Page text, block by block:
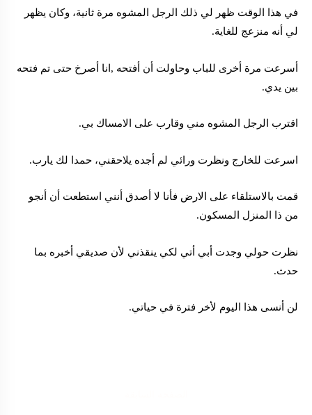
في هذا الوقت ظهر لي ذلك الرجل المشوه مرة ثانية، وكان يظهر
لي أنه منزعج للغاية.
أسرعت مرة أخرى للباب وحاولت أن أفتحه ,انا أصرخ حتى تم فتحه
بين يدي.
اقترب الرجل المشوه مني وقارب على الامساك بي.
اسرعت للخارج ونظرت ورائي لم أجده يلاحقني، حمدا لك يارب.
قمت بالاستلقاء على الارض فأنا لا أصدق أنني استطعت أن أنجو
من ذا المنزل المسكون.
نظرت حولي وجدت أبي أتي لكي ينقذني لأن صديقي أخبره بما
حدث.
لن أنسى هذا اليوم لأخر فترة في حياتي.